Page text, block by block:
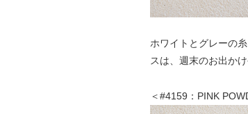
ホワイトとグレーの
スは、週末のお出か
＜#4159：PINK